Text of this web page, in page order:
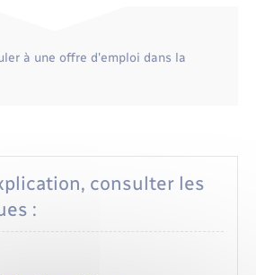
à une offre d'emploi dans la
consulter les
: